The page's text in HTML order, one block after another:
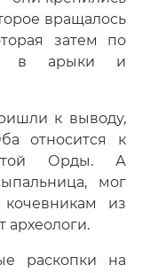
вращалось
затем по
в арыки и
к выводу,
относится к
Орды. А
мог
из
археологи.
раскопки на